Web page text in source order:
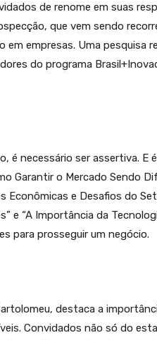
de renome em suas
que vem sendo
empresas. Uma pesquisa
do programa
é necessário ser assertiva. E
Garantir o Mercado Sendo
Econômicas e Desafios do
e “A Importância da
para prosseguir um negócio.
destaca a
Convidados não só do